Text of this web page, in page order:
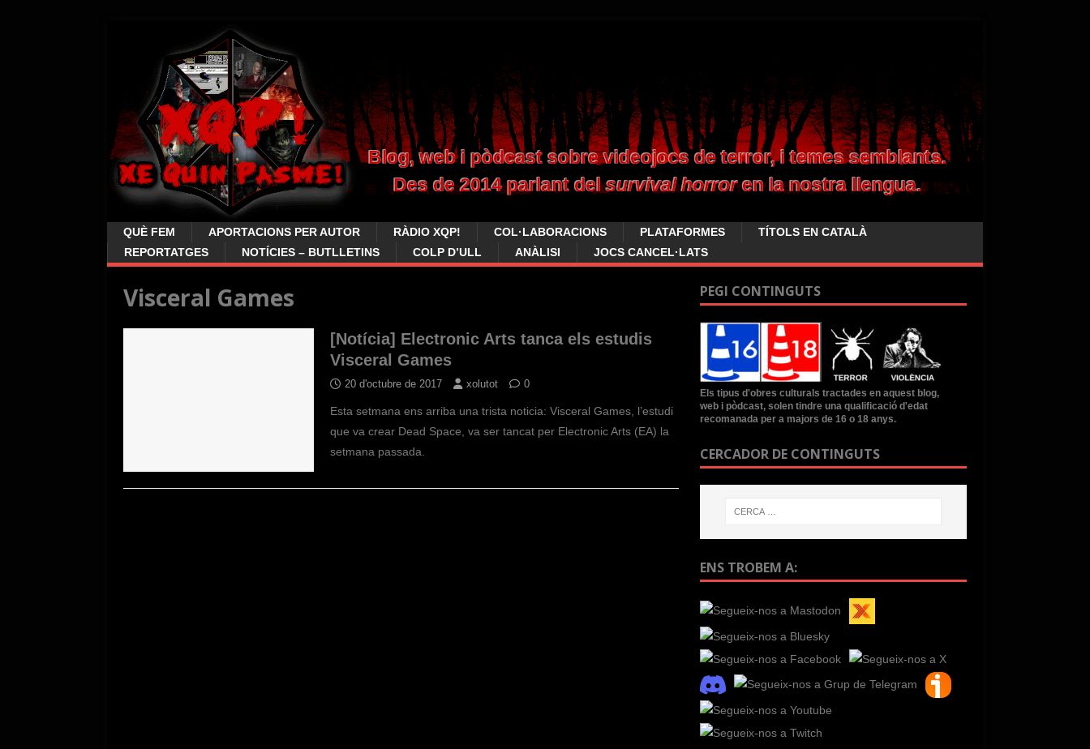
QUÈ FEM APORTACIONS PER AUTOR RÀDIO XQP! COL·LABORACIONS PLATAFORMES
TÍTOLS EN CATALÀ
REPORTATGES
NOTÍCIES – BUTLLETINS COLP D’ULL ANÀLISI JOCS CANCEL·LATS
Visceral Games
[Notícia] Electronic Arts tanca els estudis
Visceral Games
20 d'octubre de 2017 xolutot 0
Esta setmana ens arriba una trista noticia: Visceral Games, l’estudi
que va crear Dead Space, va ser tancat per Electronic Arts (EA) la
setmana passada.
PEGI CONTINGUTS
Els tipus d'obres culturals tractades en aquest blog,
web i pòdcast, solen tindre una qualificació d'edat
recomanada per a majors de 16 o 18 anys.
CERCADOR DE CONTINGUTS
ENS TROBEM A: